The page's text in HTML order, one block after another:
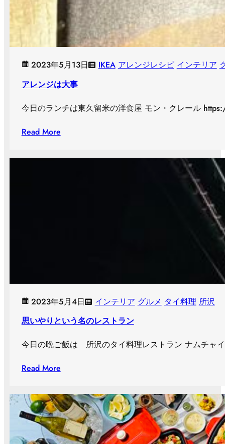
2023年5月13日 IKEA アレンジレシピ インテリア
アレンジは大事
今日のランチは東久留米の洋食屋 モン・クレール
Read More
2023年5月4日 インテリア グルメ タイ料理 所沢
思いやりという名のレストラン
今日の晩ご飯は 所沢のタイ料理レストラン ナムチャ
Read More